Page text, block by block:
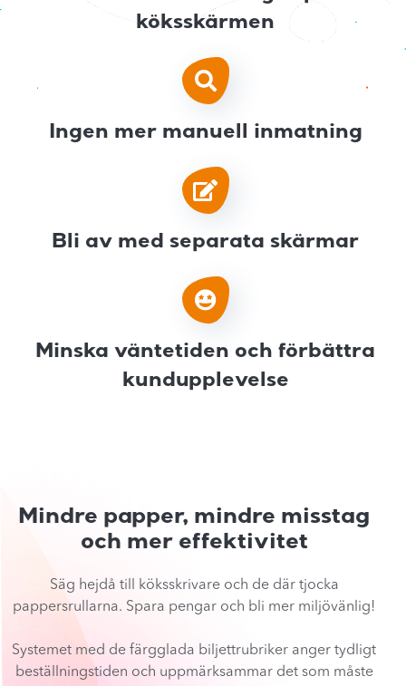
köksskärmen
Ingen mer manuell inmatning
Bli av med separata skärmar
Minska väntetiden och förbättra
kundupplevelse
Mindre papper, mindre misstag
och mer effektivitet
Säg hejdå till köksskrivare och de där tjocka
pappersrullarna. Spara pengar och bli mer miljövänlig!
Systemet med de färgglada biljettrubriker anger tydligt
beställningstiden och uppmärksammar det som måste